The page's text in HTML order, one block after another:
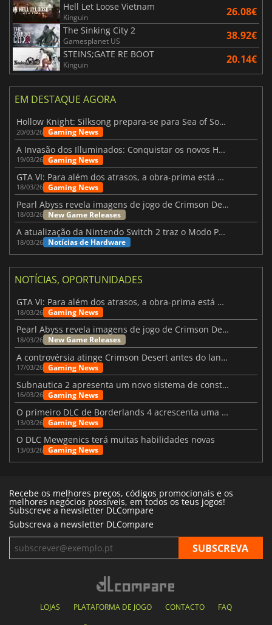
Hell Let Loose Vietnam
Kinguin 26.08€
The Sinking City 2
Gamesplanet US 38.92€
STEINS;GATE RE BOOT
Kinguin 20.14€
EM DESTAQUE AGORA
Hollow Knight: Silksong prepara-se para Sea of Sorrow com um patch
20/03/26 Gaming News
A Invasão dos Illuminados: Conquistar os novos Helldivers 2 Atualização!
19/03/26 Gaming News
GTA VI: Para além dos atrasos, a obra-prima está quase a chegar
18/03/26 Gaming News
Pearl Abyss revela imagens de jogo de Crimson Desert para a PS5
18/03/26 New Game Releases
A atualização da Nintendo Switch 2 traz o Modo Portátil aos jogos mais antigos da Switch
18/03/26 Notícias de Hardware
NOTÍCIAS, OPORTUNIDADES
GTA VI: Para além dos atrasos, a obra-prima está quase a chegar
18/03/26 Gaming News
Pearl Abyss revela imagens de jogo de Crimson Desert para a PS5
18/03/26 New Game Releases
A controvérsia atinge Crimson Desert antes do lançamento
17/03/26 Gaming News
Subnautica 2 apresenta um novo sistema de construção de bases
16/03/26 Gaming News
O primeiro DLC de Borderlands 4 acrescenta uma nova personagem e muito mais
13/03/26 Gaming News
O DLC Mewgenics terá muitas habilidades novas
13/03/26 Gaming News
Recebe os melhores preços, códigos promocionais e os
melhores negócios possíveis, em todos os teus jogos!
Subscreve a newsletter DLCompare
Subscreva a newsletter DLCompare
LOJAS PLATAFORMA DE JOGO CONTACTO FAQ